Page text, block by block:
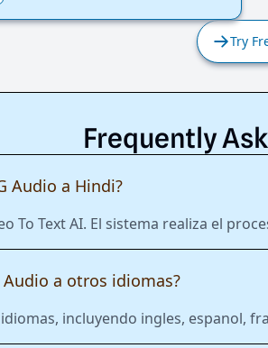
Try
Frequently
Audio a Hindi?
To Text AI. El sistema realiza el
a otros idiomas?
incluyendo ingles, espanol,